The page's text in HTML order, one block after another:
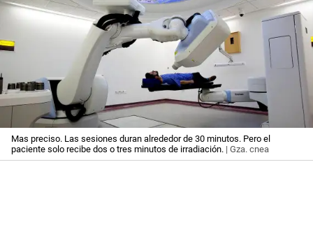
Mas preciso. Las sesiones duran alrededor de 30 minutos. Pero el
paciente solo recibe dos o tres minutos de irradiación. | Gza. cnea